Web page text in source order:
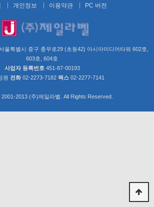
개인정보 이용약관 PC 버전
서울특별시 중구 충무로29 (초동42) 아시아미디어타워 602호,
603호, 604호
사업자 등록번호 451-87-00193
원 전화02-2273-7182 팩스 02-2277-7141
2013 (주)제일라벨. All Rights Reserved.